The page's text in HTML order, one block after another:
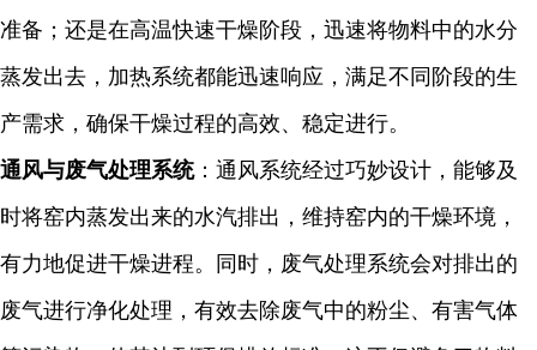
准备；还是在高温快速干燥阶段，迅速将物料中的水分
蒸发出去，加热系统都能迅速响应，满足不同阶段的生
产需求，确保干燥过程的高效、稳定进行。
通风与废气处理系统：通风系统经过巧妙设计，能够及
时将窑内蒸发出来的水汽排出，维持窑内的干燥环境，
有力地促进干燥进程。同时，废气处理系统会对排出的
废气进行净化处理，有效去除废气中的粉尘、有害气体